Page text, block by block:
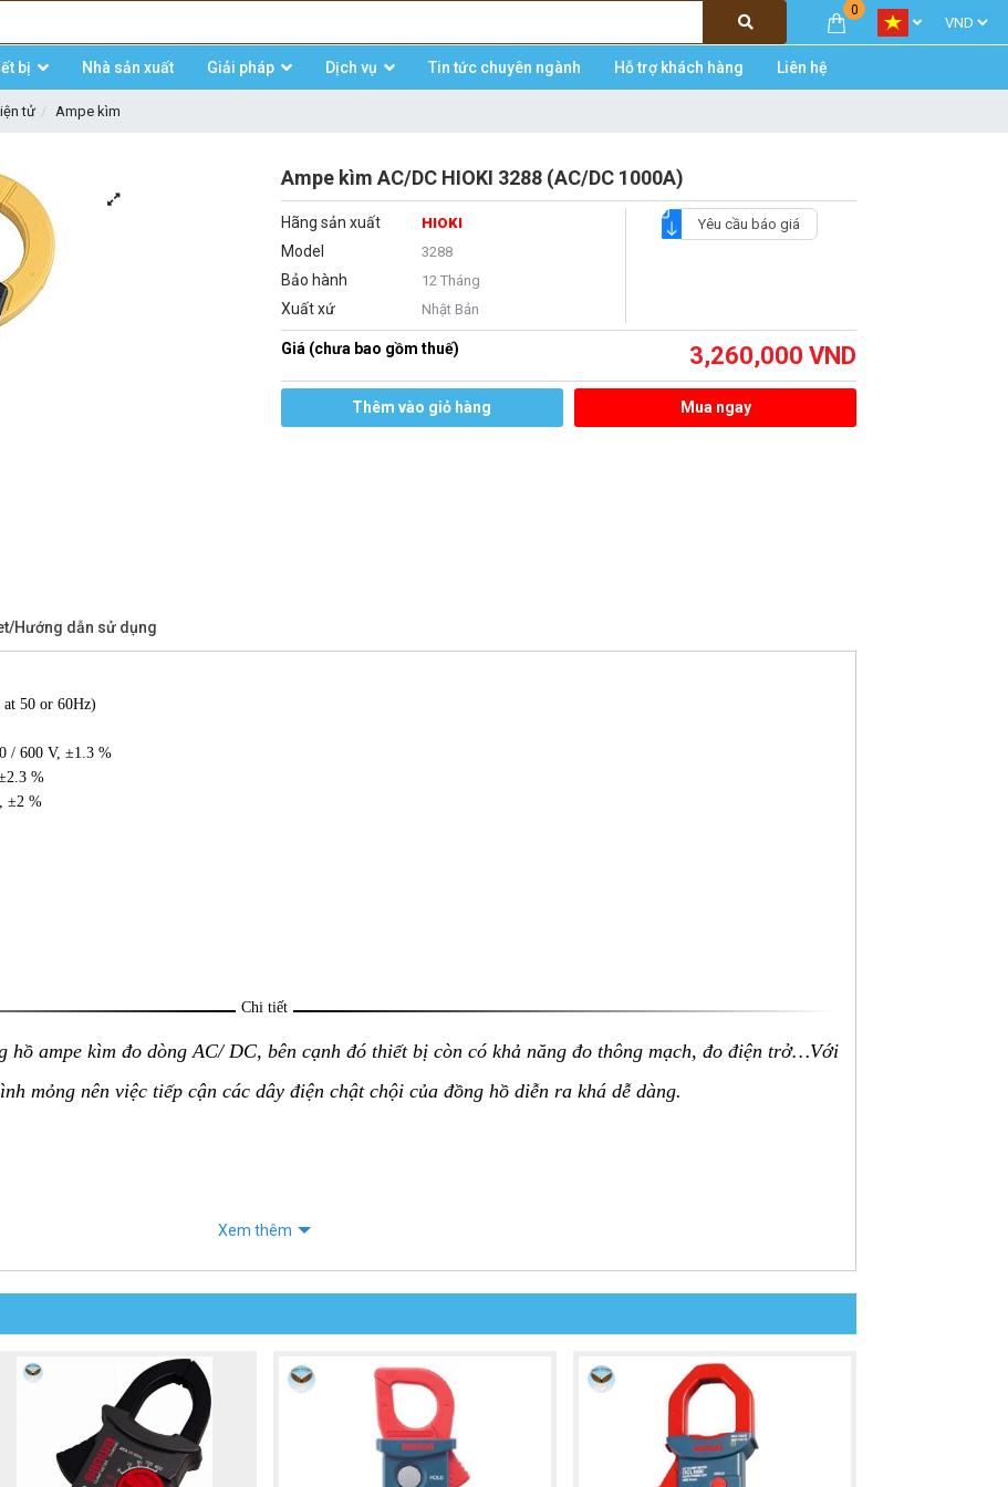
0
bị Nhà sản xuất Giải pháp Dịch vụ Tin tức chuyên ngành Hỗ trợ khách hàng Liên hệ
tử Ampe kìm
Ampe kìm AC/DC HIOKI 3288 (AC/DC 1000A)
Hãng sản xuất HIOKI
Model 3288
Bảo hành 12 Tháng
Xuất xứ Nhật Bản
Yêu cầu báo giá
Giá (chưa bao gồm thuế) 3,260,000 VND
Thêm vào giỏ hàng Mua ngay
Hướng dẫn sử dụng
50 or 60Hz)
/ 600 V, ±1.3 %
%
±2 %
Chi tiết
hồ ampe kìm đo dòng AC/ DC, bên cạnh đó thiết bị còn có khả năng đo thông mạch, đo điện trở…Với
mỏng nên việc tiếp cận các dây điện chật chội của đồng hồ diễn ra khá dễ dàng.
có thể dễ dàng quan sát hơn.
35mm cùng kiểu dáng nhỏ gọn nên rất thuận lợi trong công việc.
lên đến 1000A và sử dụng loại pin lithium 3V (CR2032), có thể sử dụng liên tục trong khoảng 60 giờ
Xem thêm